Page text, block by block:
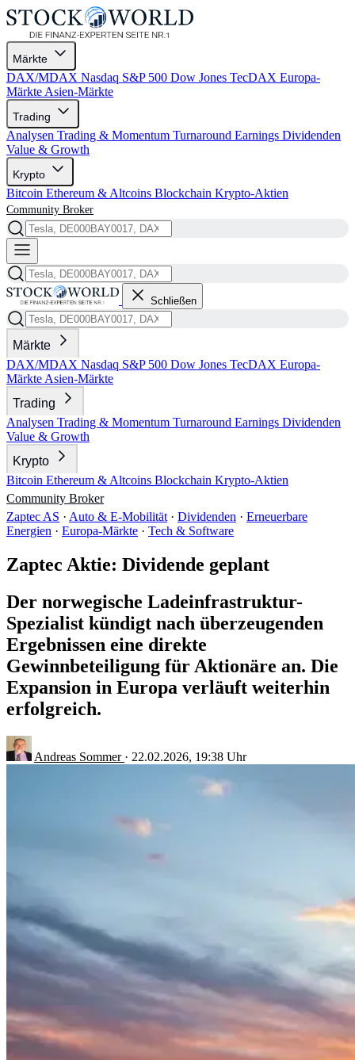
Märkte
DAX/MDAX Nasdaq S&P 500 Dow Jones TecDAX Europa-
Märkte Asien-Märkte
Trading
Analysen Trading & Momentum Turnaround Earnings Dividenden
Value & Growth
Krypto
Bitcoin Ethereum & Altcoins Blockchain Krypto-Aktien
Community Broker
Schließen
Märkte
DAX/MDAX Nasdaq S&P 500 Dow Jones TecDAX Europa-
Märkte Asien-Märkte
Trading
Analysen Trading & Momentum Turnaround Earnings Dividenden
Value & Growth
Krypto
Bitcoin Ethereum & Altcoins Blockchain Krypto-Aktien
Community Broker
Zaptec AS · Auto & E-Mobilität · Dividenden · Erneuerbare
Energien · Europa-Märkte · Tech & Software
Zaptec Aktie: Dividende geplant
Der norwegische Ladeinfrastruktur-
Spezialist kündigt nach überzeugenden
Ergebnissen eine direkte
Gewinnbeteiligung für Aktionäre an. Die
Expansion in Europa verläuft weiterhin
erfolgreich.
Andreas Sommer · 22.02.2026, 19:38 Uhr